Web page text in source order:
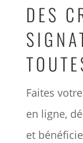
DES
Faites
en ligne,
et